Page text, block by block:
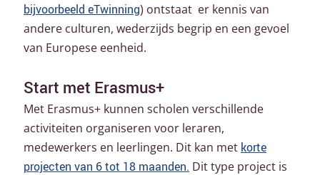
bijvoorbeeld eTwinning) ontstaat er kennis van
andere culturen, wederzijds begrip en een gevoel
van Europese eenheid.
Start met Erasmus+
Met Erasmus+ kunnen scholen verschillende
activiteiten organiseren voor leraren,
medewerkers en leerlingen. Dit kan met korte
projecten van 6 tot 18 maanden. Dit type project is